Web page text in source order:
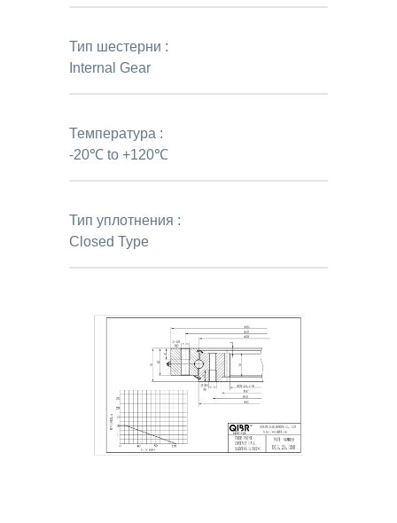
Тип шестерни :
Internal Gear
Температура :
-20℃ to +120℃
Тип уплотнения :
Closed Type